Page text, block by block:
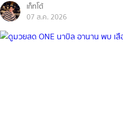
เก็ทโต้
07 ส.ค. 2026